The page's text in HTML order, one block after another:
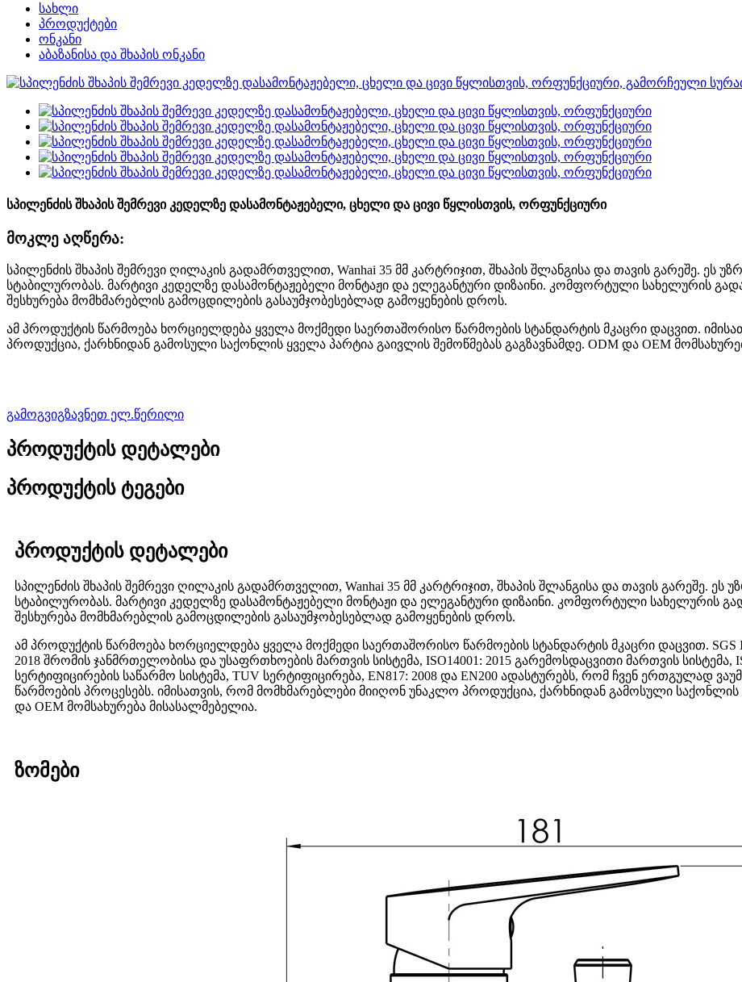
სახლი
პროდუქტები
ონკანი
აბაზანისა და შხაპის ონკანი
სპილენძის შხაპის შემრევი კედელზე დასამონტაჟებელი, ცხელი და ცივი წყლისთვის, ორფუნქციური
მოკლე აღწერა:
სპილენძის შხაპის შემრევი ღილაკის გადამრთველით, Wanhai 35 მმ კარტრიჯით, შხაპის შლანგისა და თავის გარეშე. ეს
სტაბილურობას. მარტივი კედელზე დასამონტაჟებელი მონტაჟი და ელეგანტური დიზაინი. კომფორტული სახელურის
შესხურება მომხმარებლის გამოცდილების გასაუმჯობესებლად გამოყენების დროს.
ამ პროდუქტის წარმოება ხორციელდება ყველა მოქმედი საერთაშორისო წარმოების სტანდარტის მკაცრი დაცვით.
პროდუქცია, ქარხნიდან გამოსული საქონლის ყველა პარტია გაივლის შემოწმებას გაგზავნამდე. ODM და OEM
გამოგვიგზავნეთ ელ.წერილი
პროდუქტის დეტალები
პროდუქტის ტეგები
პროდუქტის დეტალები
სპილენძის შხაპის შემრევი ღილაკის გადამრთველით, Wanhai 35 მმ კარტრიჯით, შხაპის შლანგისა და თავის გარეშე.
სტაბილურობას. მარტივი კედელზე დასამონტაჟებელი მონტაჟი და ელეგანტური დიზაინი. კომფორტული სახელურის
შესხურება მომხმარებლის გამოცდილების გასაუმჯობესებლად გამოყენების დროს.
ამ პროდუქტის წარმოება ხორციელდება ყველა მოქმედი საერთაშორისო წარმოების სტანდარტის მკაცრი დაცვით. SGS
2018 შრომის ჯანმრთელობისა და უსაფრთხოების მართვის სისტემა, ISO14001: 2015 გარემოსდაცვითი მართვის სისტემა,
სერტიფიცირების საწარმო სისტემა, TUV სერტიფიცირება, EN817: 2008 და EN200 ადასტურებს, რომ ჩვენ ერთგულად
წარმოების პროცესებს. იმისათვის, რომ მომხმარებლები მიიღონ უნაკლო პროდუქცია, ქარხნიდან გამოსული საქონლის
და OEM მომსახურება მისასალმებელია.
ზომები